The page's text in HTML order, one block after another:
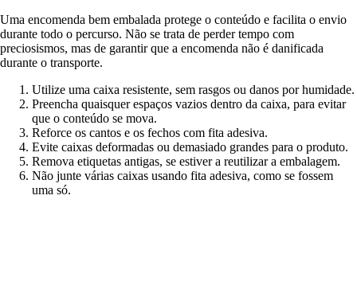
Uma encomenda bem embalada protege o conteúdo e facilita o envio
durante todo o percurso. Não se trata de perder tempo com
preciosismos, mas de garantir que a encomenda não é danificada
durante o transporte.
Utilize uma caixa resistente, sem rasgos ou danos por humidade.
Preencha quaisquer espaços vazios dentro da caixa, para evitar
que o conteúdo se mova.
Reforce os cantos e os fechos com fita adesiva.
Evite caixas deformadas ou demasiado grandes para o produto.
Remova etiquetas antigas, se estiver a reutilizar a embalagem.
Não junte várias caixas usando fita adesiva, como se fossem
uma só.